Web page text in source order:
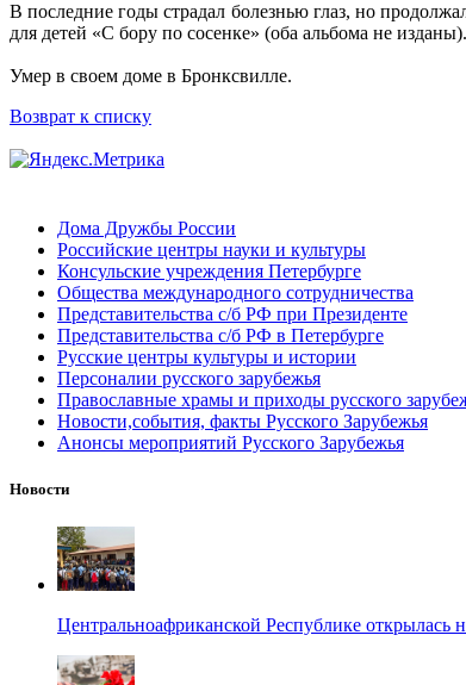
В последние годы страдал болезнью глаз, но
для детей «С бору по сосенке» (оба альбома не изданы).
Умер в своем доме в Бронксвилле.
Возврат к списку
Дома Дружбы России
Российские центры науки и культуры
Консульские учреждения Петербурге
Общества международного сотрудничества
Представительства с/б РФ при Президенте
Представительства с/б РФ в Петербурге
Русские центры культуры и истории
Персоналии русского зарубежья
Православные храмы и приходы русского
Новости,события, факты Русского Зарубежья
Анонсы мероприятий Русского Зарубежья
Новости
Центральноафриканской Республике открылась